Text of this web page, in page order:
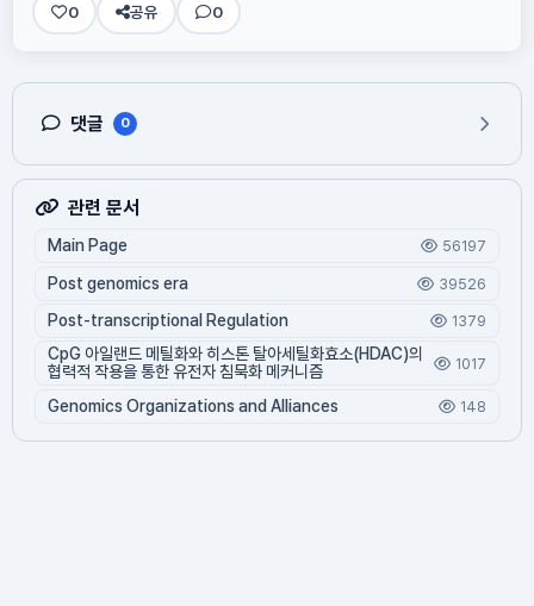
0 공유 0
댓글 0
관련 문서
Main Page 56197
Post genomics era 39526
Post-transcriptional Regulation 1379
CpG 아일랜드 메틸화와 히스톤 탈아세틸화효소(HDAC)의
협력적 작용을 통한 유전자 침묵화 메커니즘
1017
Genomics Organizations and Alliances 148